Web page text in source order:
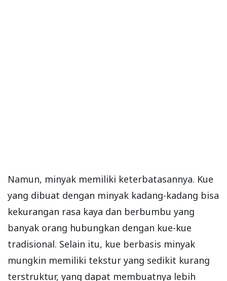
Namun, minyak memiliki keterbatasannya. Kue
yang dibuat dengan minyak kadang-kadang bisa
kekurangan rasa kaya dan berbumbu yang
banyak orang hubungkan dengan kue-kue
tradisional. Selain itu, kue berbasis minyak
mungkin memiliki tekstur yang sedikit kurang
terstruktur, yang dapat membuatnya lebih